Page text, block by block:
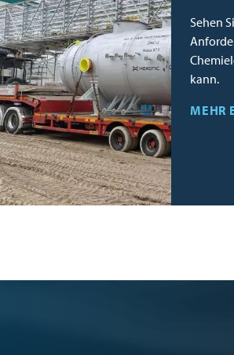
Sehen
kann.
MEHR